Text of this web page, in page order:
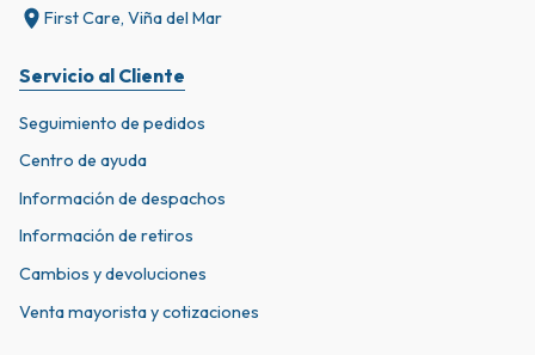
First Care, Viña del Mar
Servicio al Cliente
Seguimiento de pedidos
Centro de ayuda
Información de despachos
Información de retiros
Cambios y devoluciones
Venta mayorista y cotizaciones